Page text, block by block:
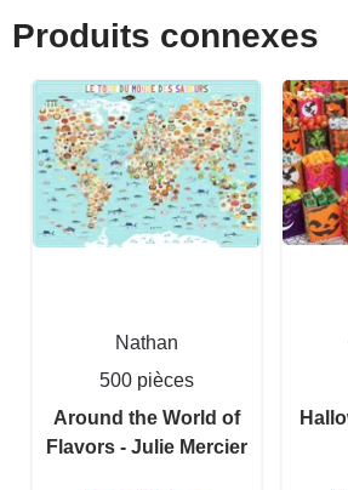
Produits connexes
Nathan
500 pièces
Around the World of
Flavors - Julie Mercier